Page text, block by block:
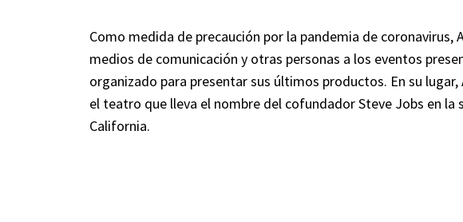
Como medida de precaución por la pandemia de coronavirus,
medios de comunicación y otras personas a los eventos
organizado para presentar sus últimos productos. En su
el teatro que lleva el nombre del cofundador Steve Jobs en la
California.